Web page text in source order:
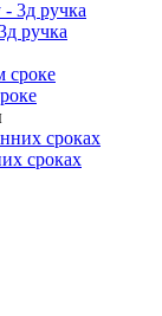
ручка
сроках